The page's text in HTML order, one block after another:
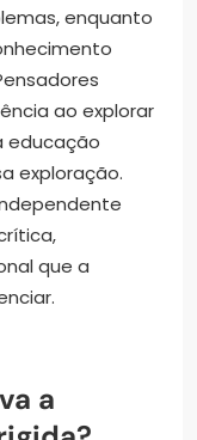
enquanto
ao explorar
educação
exploração.
que a
a